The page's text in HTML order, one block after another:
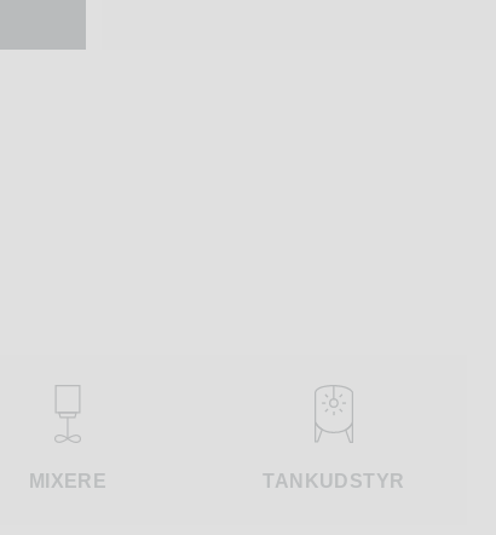
MIXERE TANKUDSTYR